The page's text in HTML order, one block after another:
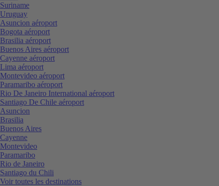
Suriname
Uruguay
Asuncion aéroport
Bogota aéroport
Brasilia aéroport
Buenos Aires aéroport
Cayenne aéroport
Lima aéroport
Montevideo aéroport
Paramaribo aéroport
Rio De Janeiro International aéroport
Santiago De Chile aéroport
Asuncion
Brasilia
Buenos Aires
Cayenne
Montevideo
Paramaribo
Rio de Janeiro
Santiago du Chili
Voir toutes les destinations